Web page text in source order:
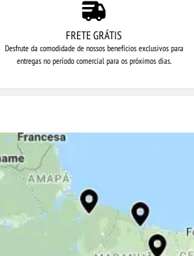
FRETE GRÁTIS
Desfrute da comodidade de nossosbenefícios exclusivos para
entregas no período comercial para os próximos dias.